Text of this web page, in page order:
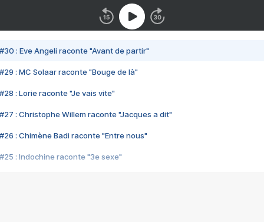
#30 : Eve Angeli raconte "Avant de partir"
#29 : MC Solaar raconte "Bouge de là"
#28 : Lorie raconte "Je vais vite"
#27 : Christophe Willem raconte "Jacques a dit"
#26 : Chimène Badi raconte "Entre nous"
#25 : Indochine raconte "3e sexe"